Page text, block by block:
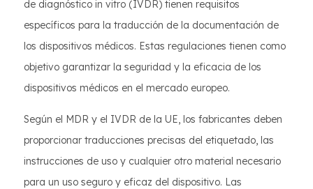
de diagnóstico in vitro (IVDR) tienen requisitos
específicos para la traducción de la documentación de
los dispositivos médicos. Estas regulaciones tienen como
objetivo garantizar la seguridad y la eficacia de los
dispositivos médicos en el mercado europeo.
Según el MDR y el IVDR de la UE, los fabricantes deben
proporcionar traducciones precisas del etiquetado, las
instrucciones de uso y cualquier otro material necesario
para un uso seguro y eficaz del dispositivo. Las